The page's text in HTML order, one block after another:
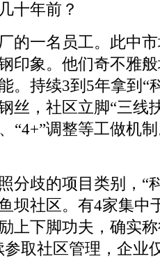
十年前？
一名员工。此中市
象。他们奇不雅般
。持续3到5年拿到“
丝，社区立脚“三线
“4+”调整等工做机
歧的项目类别，“
坝社区。有4家集中
上下脚功夫，确实
取社区管理，企业